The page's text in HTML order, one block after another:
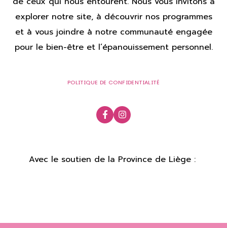
explorer notre site, à découvrir nos programmes
et à vous joindre à notre communauté engagée
pour le bien-être et l’épanouissement personnel.
POLITIQUE DE CONFIDENTIALITÉ
Avec le soutien de la Province de Liège :